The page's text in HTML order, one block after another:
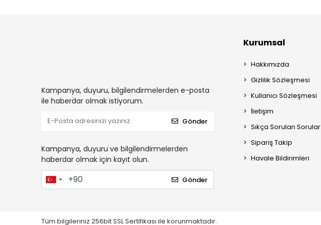
Kampanya, duyuru, bilgilendirmelerden e-posta
ile haberdar olmak istiyorum.
Gönder
Kampanya, duyuru ve bilgilendirmelerden
haberdar olmak için kayıt olun.
Gönder
Kurumsal
Hakkımızda
Gizlilik Sözleşmesi
Kullanıcı Sözleşmesi
İletişim
Sıkça Sorulan Sorular
Sipariş Takip
Havale Bildirimleri
Tüm bilgileriniz 256bit SSL Sertifikası ile korunmaktadır.